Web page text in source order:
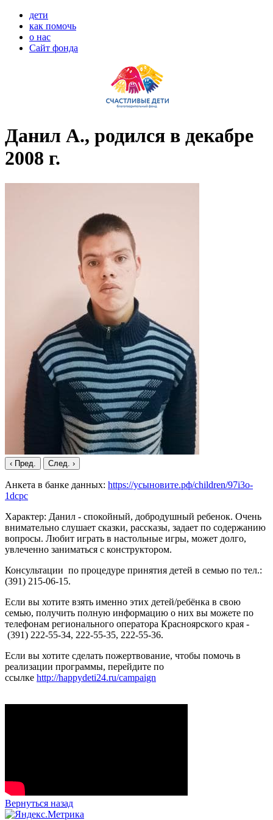
дети
как помочь
о нас
Сайт фонда
Данил А., родился в декабре
2008 г.
‹ Пред. След. ›
Анкета в банке данных: https://усыновите.рф/children/97i3o-
1dcpc
Характер: Данил - спокойный, добродушный ребенок. Очень
внимательно слушает сказки, рассказы, задает по содержанию
вопросы. Любит играть в настольные игры, может долго,
увлеченно заниматься с конструктором.
Консультации по процедуре принятия детей в семью по тел.:
(391) 215-06-15.
Если вы хотите взять именно этих детей/ребёнка в свою
семью, получить полную информацию о них вы можете по
телефонам регионального оператора Красноярского края -
(391) 222-55-34, 222-55-35, 222-55-36.
Если вы хотите сделать пожертвование, чтобы помочь в
реализации программы, перейдите по
ссылке http://happydeti24.ru/campaign
Вернуться назад